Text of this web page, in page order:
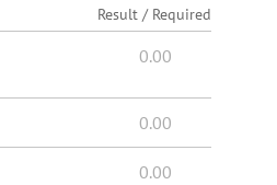
Result / Required
0.00
0.00
0.00